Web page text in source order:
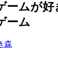
ームが
ーム